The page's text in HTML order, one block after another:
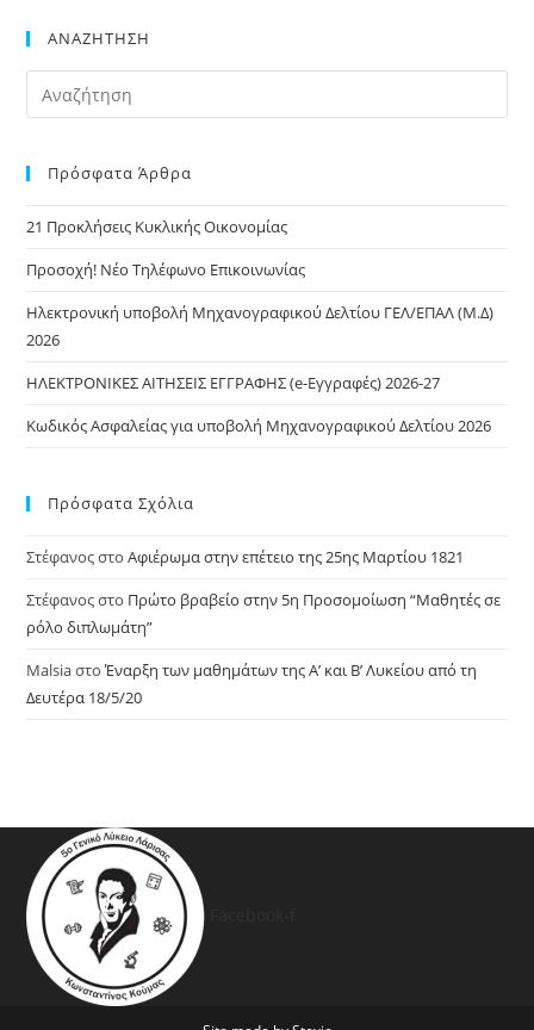
ΑΝΑΖΗΤΗΣΗ
Πρόσφατα Άρθρα
21 Προκλήσεις Κυκλικής Οικονομίας
Προσοχή! Νέο Τηλέφωνο Επικοινωνίας
Ηλεκτρονική υποβολή Μηχανογραφικού Δελτίου ΓΕΛ/ΕΠΑΛ (Μ.Δ)
2026
ΗΛΕΚΤΡΟΝΙΚΕΣ ΑΙΤΗΣΕΙΣ ΕΓΓΡΑΦΗΣ (e-Εγγραφές) 2026-27
Κωδικός Ασφαλείας για υποβολή Μηχανογραφικού Δελτίου 2026
Πρόσφατα Σχόλια
ΣτέφανοςστοΑφιέρωμα στην επέτειο της 25ης Μαρτίου 1821
Στέφανοςστο Πρώτο βραβείο στην 5η Προσομοίωση “Μαθητές σε
ρόλο διπλωμάτη”
MalsiaστοΈναρξη των μαθημάτων της A’ και Β’ Λυκείου από τη
Δευτέρα 18/5/20